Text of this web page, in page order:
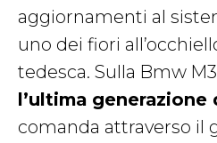
aggiornamenti al
uno dei fiori
tedesca. Sulla Bmw
l’ultima generazione
comanda attraverso il